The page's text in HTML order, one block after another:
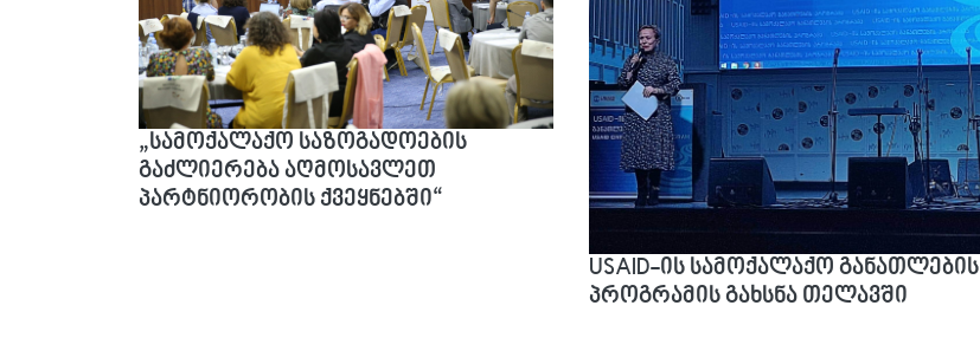
„სამოქალაქო საზოგადოების
გაძლიერება აღმოსავლეთ
პარტნიორობის ქვეყნებში“
USAID-ის სამოქალაქო განათლების
პროგრამის გახსნა თელავში